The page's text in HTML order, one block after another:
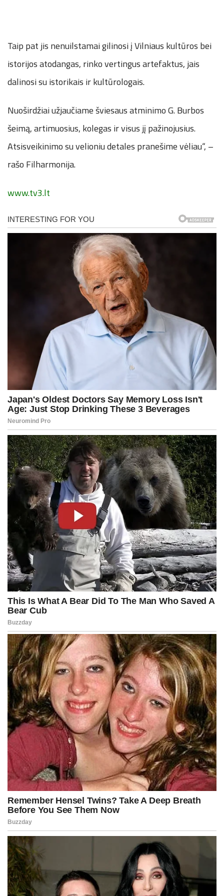
Taip pat jis nenuilstamai gilinosi į Vilniaus kultūros bei
istorijos atodangas, rinko vertingus artefaktus, jais
dalinosi su istorikais ir kultūrologais.
Nuoširdžiai užjaučiame šviesaus atminimo G. Burbos
šeimą, artimuosius, kolegas ir visus jį pažinojusius.
Atsisveikinimo su velioniu detales pranešime vėliau“, –
rašo Filharmonija.
www.tv3.lt